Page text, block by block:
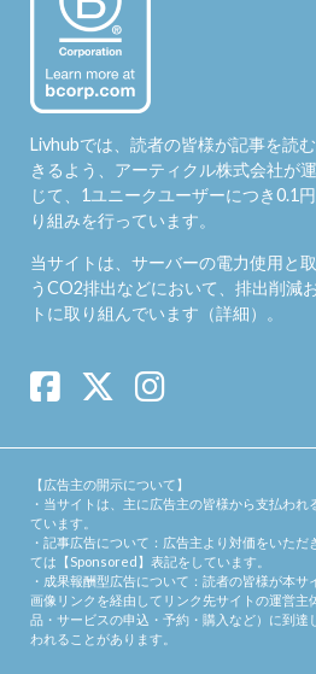
Livhubでは、読者の皆様が記事を読
きるよう、アーティクル株式会社が
じて、1ユニークユーザーにつき0.1
り組みを行っています。
当サイトは、サーバーの電力使用と
うCO2排出などにおいて、排出削減
トに取り組んでいます（詳細）。
【広告主の開示について】
・当サイトは、主に広告主の皆様から支払わ
ています。
・記事広告について：広告主より対価をいた
ては【Sponsored】表記をしています。
・成果報酬型広告について：読者の皆様が本サ
画像リンクを経由してリンク先サイトの運営主
品・サービスの申込・予約・購入など）に到達
われることがあります。